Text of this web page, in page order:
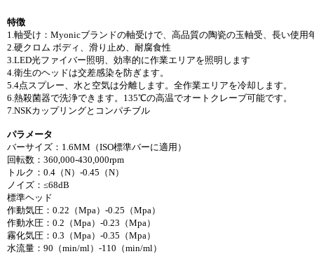
特徴
1.軸受け：Myonicブランドの軸受けで、高品質の陶瓷の玉軸受、長い使用
2.硬クロム ボディ、滑り止め、耐腐食性
3.LED光ファイバー照明、効率的に作業エリアを照明します
4.衛生のヘッドは交差感染を防ぎます。
5.4点スプレー、水と空気は分離します。全作業エリアを冷却します。
6.熱殺菌器で洗浄できます。135℃の高温でオートクレーブ可能です。
7.NSKカップリングとコンパチブル
パラメータ
バーサイズ：1.6MM（ISO標準バーに適用）
回転数：360,000-430,000rpm
トルク：0.4（N）-0.45（N）
ノイズ：≤68dB
標準ヘッド
作動気圧：0.22（Mpa）-0.25（Mpa）
作動水圧：0.2（Mpa）-0.23（Mpa）
霧化気圧：0.3（Mpa）-0.35（Mpa）
水流量：90（min/ml）-110（min/ml）